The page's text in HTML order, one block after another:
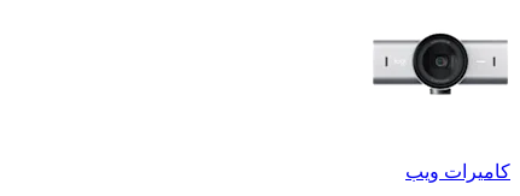
كاميرات ويب